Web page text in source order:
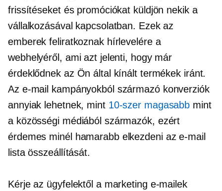
frissítéseket és promóciókat küldjön nekik a
vállalkozásával kapcsolatban. Ezek az
emberek feliratkoznak hírlevelére a
webhelyéről, ami azt jelenti, hogy már
érdeklődnek az Ön által kínált termékek iránt.
Az e-mail kampányokból származó konverziók
annyiak lehetnek, mint 10-szer magasabb mint
a közösségi médiából származók, ezért
érdemes minél hamarabb elkezdeni az e-mail
lista összeállítását.
Kérje az ügyfelektől a marketing e-mailek